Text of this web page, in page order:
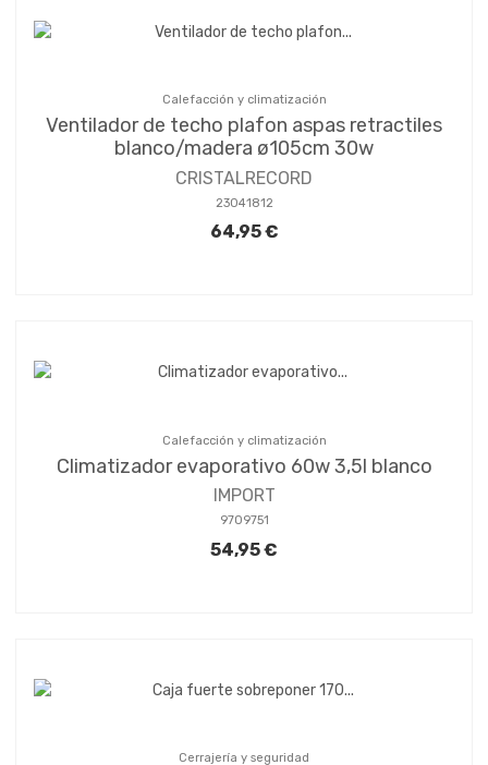
Calefacción y climatización
Ventilador de techo plafon aspas retractiles
blanco/madera ø105cm 30w
CRISTALRECORD
23041812
64,95 €
Calefacción y climatización
Climatizador evaporativo 60w 3,5l blanco
IMPORT
9709751
54,95 €
Cerrajería y seguridad